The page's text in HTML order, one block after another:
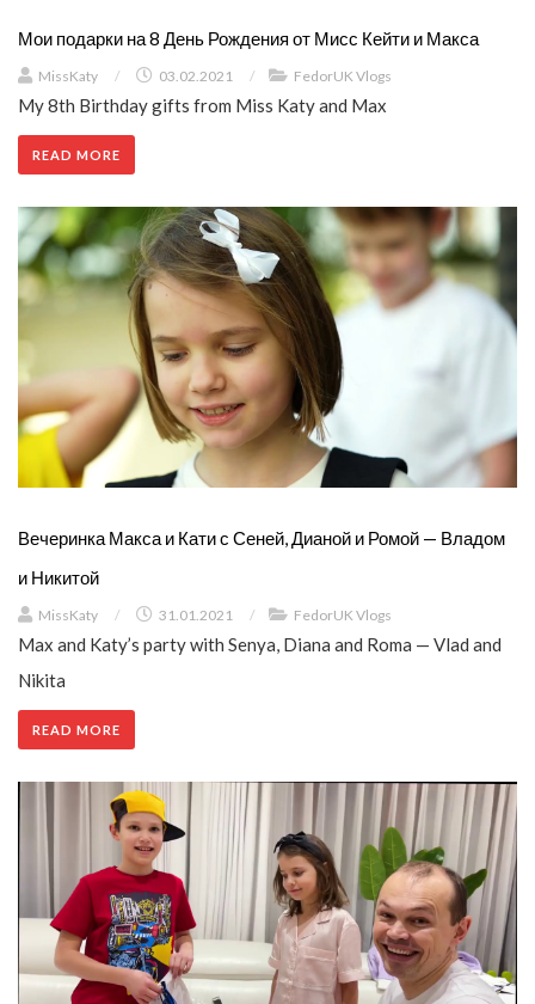
Мои подарки на 8 День Рождения от Мисс Кейти и Макса
MissKaty / 03.02.2021 / FedorUK Vlogs
My 8th Birthday gifts from Miss Katy and Max
READ MORE
Вечеринка Макса и Кати с Сеней, Дианой и Ромой — Владом
и Никитой
MissKaty / 31.01.2021 / FedorUK Vlogs
Max and Katy’s party with Senya, Diana and Roma — Vlad and
Nikita
READ MORE